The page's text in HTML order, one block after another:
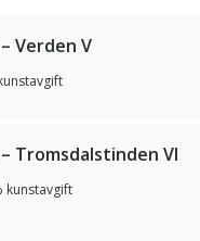
Verden V
Tromsdalstinden VI
kunstavgift